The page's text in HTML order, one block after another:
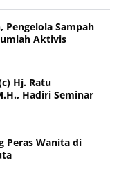
Pengelola Sampah
Aktivis
Hj. Ratu
Hadiri Seminar
Peras Wanita di